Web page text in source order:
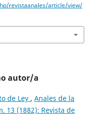
revistaanales/article/view/
autor/a
de Ley , Anales de la
13 (1882): Revista de